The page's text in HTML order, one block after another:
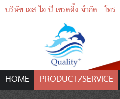
บริษัท เอส ไอ บี เทรดดิ้ง จำกัด โทร
HOME PRODUCT/SERVICE